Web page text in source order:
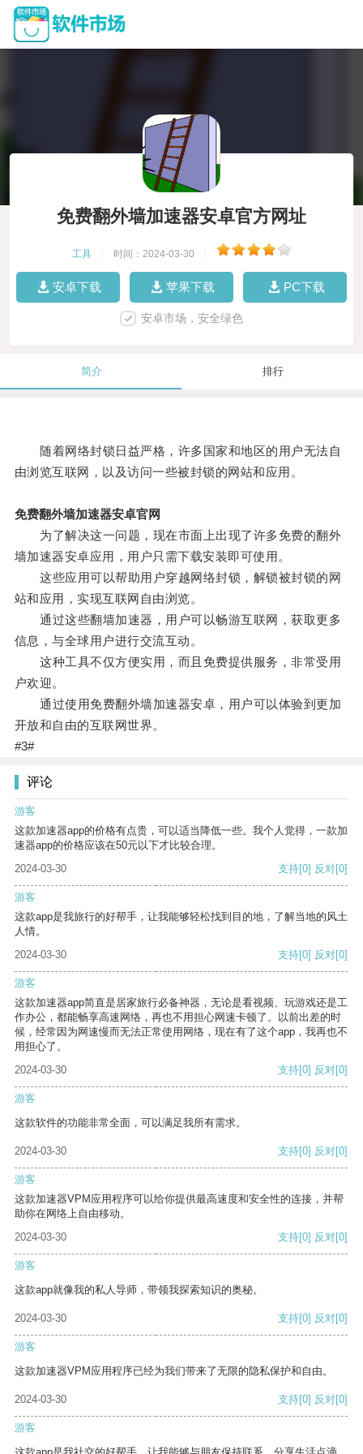
免费翻外墙加速器安卓官方网址
工具 时间：2024-03-30
安卓下载 苹果下载 PC下载
安卓市场，安全绿色
简介 排行
随着网络封锁日益严格，许多国家和地区的用户无法自
由浏览互联网，以及访问一些被封锁的网站和应用。
免费翻外墙加速器安卓官网
为了解决这一问题，现在市面上出现了许多免费的翻外
墙加速器安卓应用，用户只需下载安装即可使用。
这些应用可以帮助用户穿越网络封锁，解锁被封锁的网
站和应用，实现互联网自由浏览。
通过这些翻墙加速器，用户可以畅游互联网，获取更多
信息，与全球用户进行交流互动。
这种工具不仅方便实用，而且免费提供服务，非常受用
户欢迎。
通过使用免费翻外墙加速器安卓，用户可以体验到更加
开放和自由的互联网世界。
#3#
评论
游客
这款加速器app的价格有点贵，可以适当降低一些。我个人觉得，一款加
速器app的价格应该在50元以下才比较合理。
2024-03-30
支持[0] 反对[0]
游客
这款app是我旅行的好帮手，让我能够轻松找到目的地，了解当地的风土
人情。
2024-03-30
支持[0] 反对[0]
游客
这款加速器app简直是居家旅行必备神器，无论是看视频、玩游戏还是工
作办公，都能畅享高速网络，再也不用担心网速卡顿了。以前出差的时
候，经常因为网速慢而无法正常使用网络，现在有了这个app，我再也不
用担心了。
2024-03-30
支持[0] 反对[0]
游客
这款软件的功能非常全面，可以满足我所有需求。
2024-03-30 支持[0] 反对[0]
游客
这款加速器VPM应用程序可以给你提供最高速度和安全性的连接，并帮
助你在网络上自由移动。
2024-03-30
支持[0] 反对[0]
游客
这款app就像我的私人导师，带领我探索知识的奥秘。
2024-03-30 支持[0] 反对[0]
游客
这款加速器VPM应用程序已经为我们带来了无限的隐私保护和自由。
2024-03-30 支持[0] 反对[0]
游客